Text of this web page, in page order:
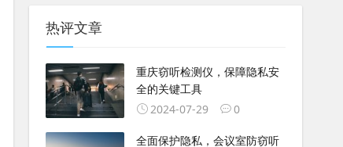
热评文章
重庆窃听检测仪，保障隐私安
全的关键工具
2024-07-29
0
全面保护隐私，会议室防窃听